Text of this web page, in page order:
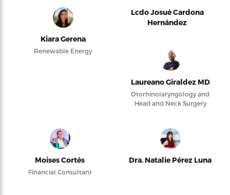
Kiara Gerena
Renewable Energy
Lcdo Josué Cardona
Hernández
Laureano Giraldez MD
Otorhinolaryngology and
Head and Neck Surgery
Moises Cortés
Financial Consultant
Dra. Natalie Pérez Luna